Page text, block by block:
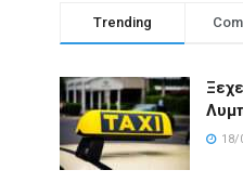
Trending
18/